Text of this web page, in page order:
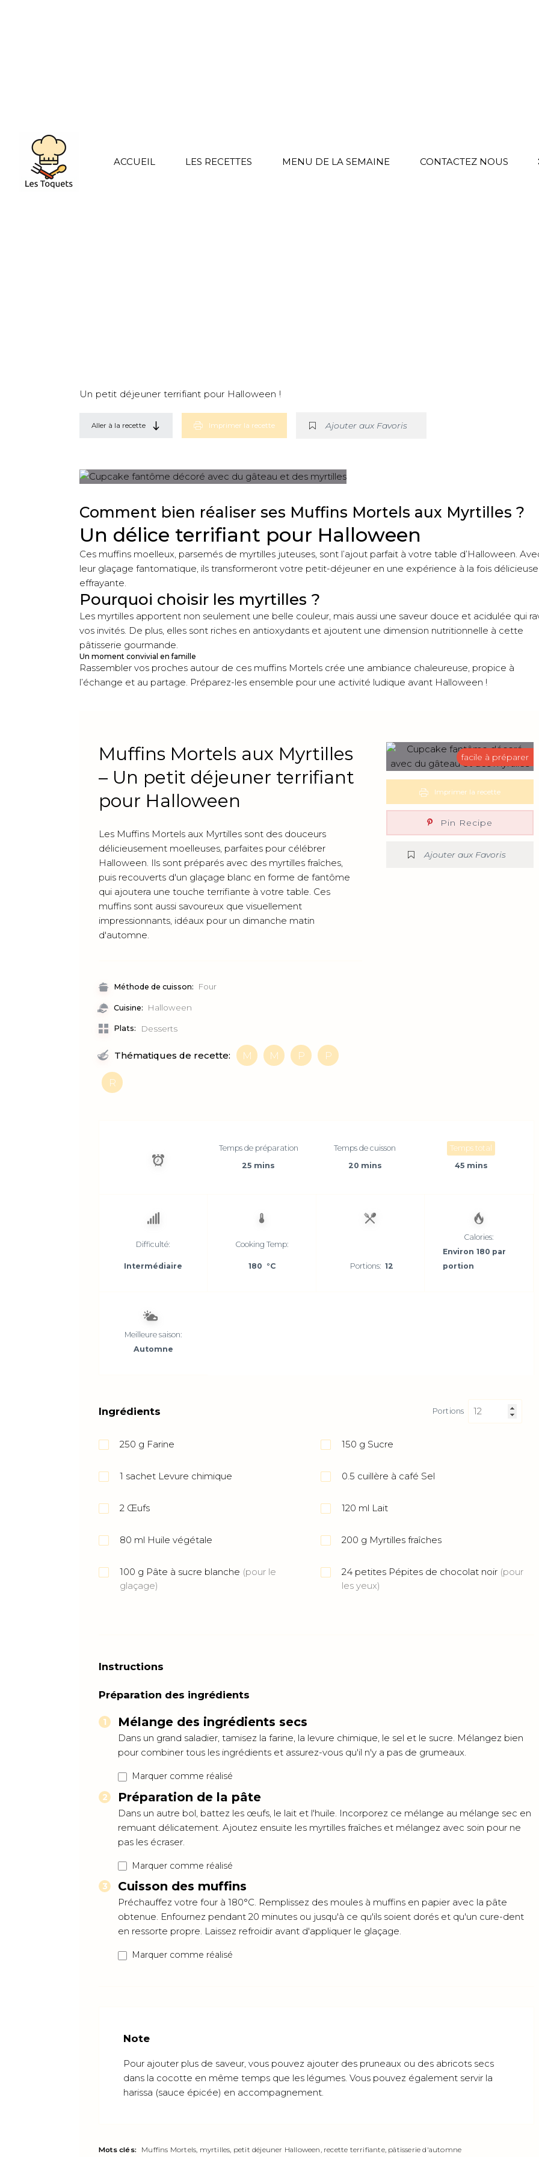
ACCUEIL LES RECETTES MENU DE LA SEMAINE CONTACTEZ NOUS
Un petit déjeuner terrifiant pour Halloween !
Aller à la recette Imprimer la recette Ajouter aux Favoris
Comment bien réaliser ses Muffins Mortels aux Myrtilles ?
Un délice terrifiant pour Halloween
Ces muffins moelleux, parsemés de myrtilles juteuses, sont l’ajout parfait à votre table d’Halloween.
leur glaçage fantomatique, ils transformeront votre petit-déjeuner en une expérience à la fois
effrayante.
Pourquoi choisir les myrtilles ?
Les myrtilles apportent non seulement une belle couleur, mais aussi une saveur douce et acidulée qui
vos invités. De plus, elles sont riches en antioxydants et ajoutent une dimension nutritionnelle à cette
pâtisserie gourmande.
Un moment convivial en famille
Rassembler vos proches autour de ces muffins Mortels crée une ambiance chaleureuse, propice à
l’échange et au partage. Préparez-les ensemble pour une activité ludique avant Halloween !
Muffins Mortels aux Myrtilles
– Un petit déjeuner terrifiant
pour Halloween
Les Muffins Mortels aux Myrtilles sont des douceurs
délicieusement moelleuses, parfaites pour célébrer
Halloween. Ils sont préparés avec des myrtilles fraîches,
puis recouverts d'un glaçage blanc en forme de fantôme
qui ajoutera une touche terrifiante à votre table. Ces
muffins sont aussi savoureux que visuellement
impressionnants, idéaux pour un dimanche matin
d'automne.
Méthode de cuisson: Four
Cuisine: Halloween
Plats: Desserts
Thématiques de recette: M M P P
R
Imprimer la recette
Pin Recipe
Ajouter aux Favoris
facile à préparer
Temps de préparation
25 mins
Temps de cuisson
20 mins
Temps total
45 mins
Difficulté:
Intermédiaire
Cooking Temp:
180 °C Portions: 12
Calories:
Environ 180 par
portion
Meilleure saison:
Automne
Ingrédients Portions
250 g Farine 150 g Sucre
1 sachet Levure chimique 0.5 cuillère à café Sel
2 Œufs 120 ml Lait
80 ml Huile végétale 200 g Myrtilles fraîches
100 g Pâte à sucre blanche (pour le
glaçage)
24 petites Pépites de chocolat noir (pour
les yeux)
Instructions
Préparation des ingrédients
Mélange des ingrédients secs
Dans un grand saladier, tamisez la farine, la levure chimique, le sel et le sucre. Mélangez bien
pour combiner tous les ingrédients et assurez-vous qu'il n'y a pas de grumeaux.
Marquer comme réalisé
Préparation de la pâte
Dans un autre bol, battez les œufs, le lait et l'huile. Incorporez ce mélange au mélange sec en
remuant délicatement. Ajoutez ensuite les myrtilles fraîches et mélangez avec soin pour ne
pas les écraser.
Marquer comme réalisé
Cuisson des muffins
Préchauffez votre four à 180°C. Remplissez des moules à muffins en papier avec la pâte
obtenue. Enfournez pendant 20 minutes ou jusqu'à ce qu'ils soient dorés et qu'un cure-dent
en ressorte propre. Laissez refroidir avant d'appliquer le glaçage.
Marquer comme réalisé
Note
Pour ajouter plus de saveur, vous pouvez ajouter des pruneaux ou des abricots secs
dans la cocotte en même temps que les légumes. Vous pouvez également servir la
harissa (sauce épicée) en accompagnement.
Mots clés: Muffins Mortels, myrtilles, petit déjeuner Halloween, recette terrifiante, pâtisserie d'automne